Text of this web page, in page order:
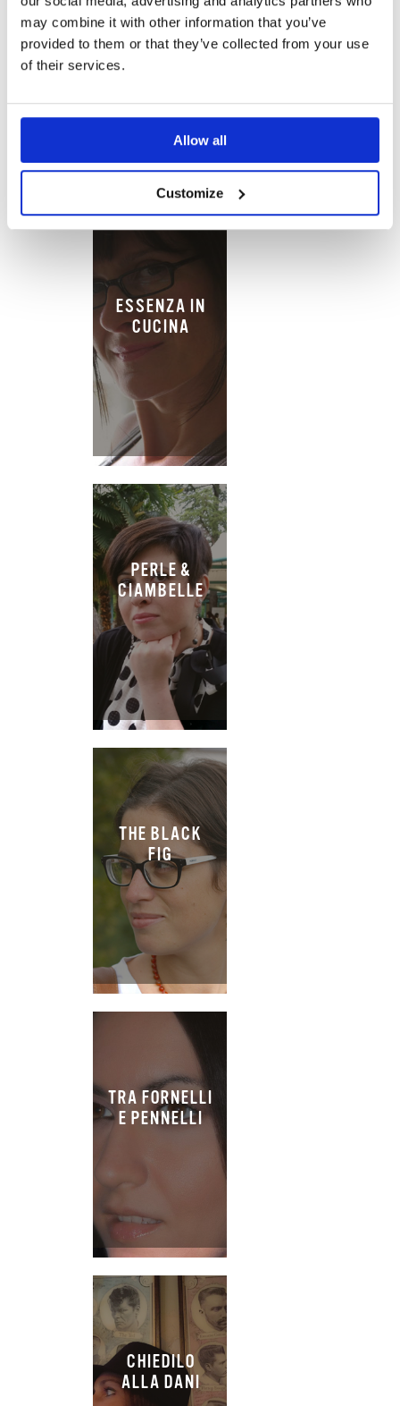
may combine it with other information that you’ve
provided to them or that they’ve collected from your use
of their services.
Allow all
Customize
ESSENZA DI
VANIGLIA
ESSENZA IN
CUCINA
PERLE &
CIAMBELLE
THE BLACK
FIG
TRA FORNELLI
E PENNELLI
CHIEDILO
ALLA DANI